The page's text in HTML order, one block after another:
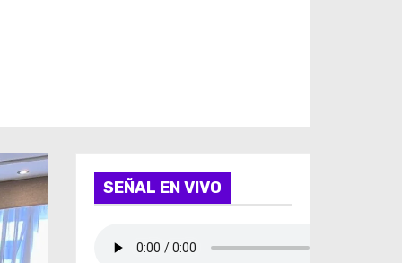
SEÑAL EN VIVO